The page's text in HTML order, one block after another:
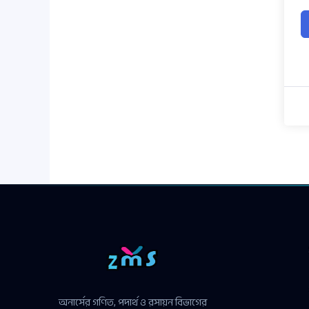
অনার্সের গণিত, পদার্থ ও রসায়ন বিভাগের